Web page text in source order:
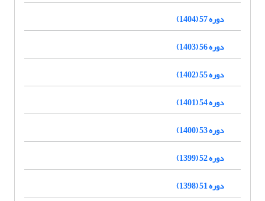
دوره 57 (1404)
دوره 56 (1403)
دوره 55 (1402)
دوره 54 (1401)
دوره 53 (1400)
دوره 52 (1399)
دوره 51 (1398)